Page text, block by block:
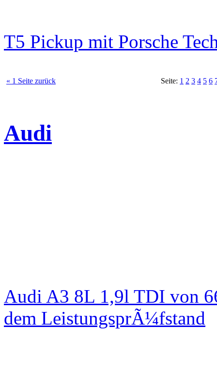
T5 Pickup mit Porsche
« 1 Seite zurück Seite: 1 2 3 4 5 6
Audi
Audi A3 8L 1,9l TDI von
dem LeistungsprÃ¼fstand